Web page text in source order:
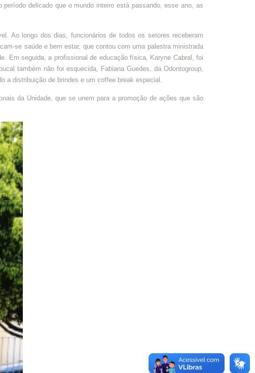
delicado que o mundo inteiro está passando, esse ano, as
Ao longo dos dias, funcionários de todos os setores receberam
se saúde e bem estar, que contou com uma palestra ministrada
Em seguida, a profissional de educação física, Karyne Cabral, foi
também não foi esquecida, Fabiana Guedes, da Odontogroup,
a distribuição de brindes e um coffee break especial.
da Unidade, que se unem para a promoção de ações que são